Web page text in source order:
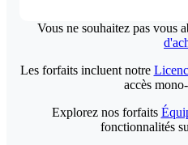
Vous ne souhaitez pas vous
Les forfaits incluent notre
accès
Explorez nos forfaits
fonctionnalités